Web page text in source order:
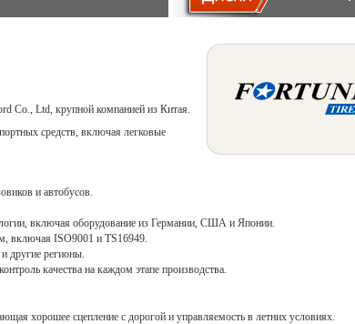
Co., Ltd, крупной компанией из Китая.
средств, включая легковые
и автобусов.
включая оборудование из Германии, США и Японии.
включая ISO9001 и TS16949.
другие регионы.
качества на каждом этапе производства.
хорошее сцепление с дорогой и управляемость в летних условиях.